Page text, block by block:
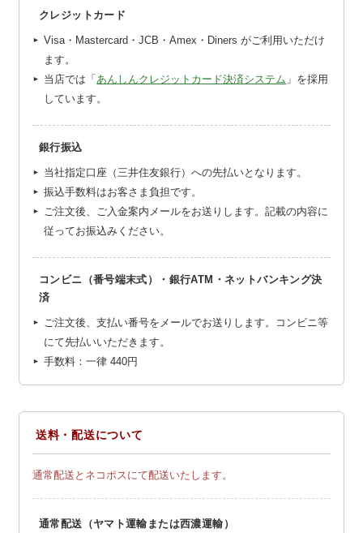
クレジットカード
Visa・Mastercard・JCB・Amex・Diners がご利用いただけ
ます。
当店では「 あんしんクレジットカード決済システム 」を採用
しています。
銀行振込
当社指定口座（三井住友銀行）への先払いとなります。
振込手数料はお客さま負担です。
ご注文後、ご入金案内メールをお送りします。記載の内容に
従ってお振込みください。
コンビニ（番号端末式）・銀行ATM・ネットバンキング決
済
ご注文後、支払い番号をメールでお送りします。コンビニ等
にて先払いいただきます。
手数料：一律440円
送料・配送について
通常配送とネコポスにて配送いたします。
通常配送（ヤマト運輸または西濃運輸）